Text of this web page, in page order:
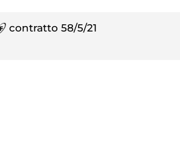
contratto 58/5/21